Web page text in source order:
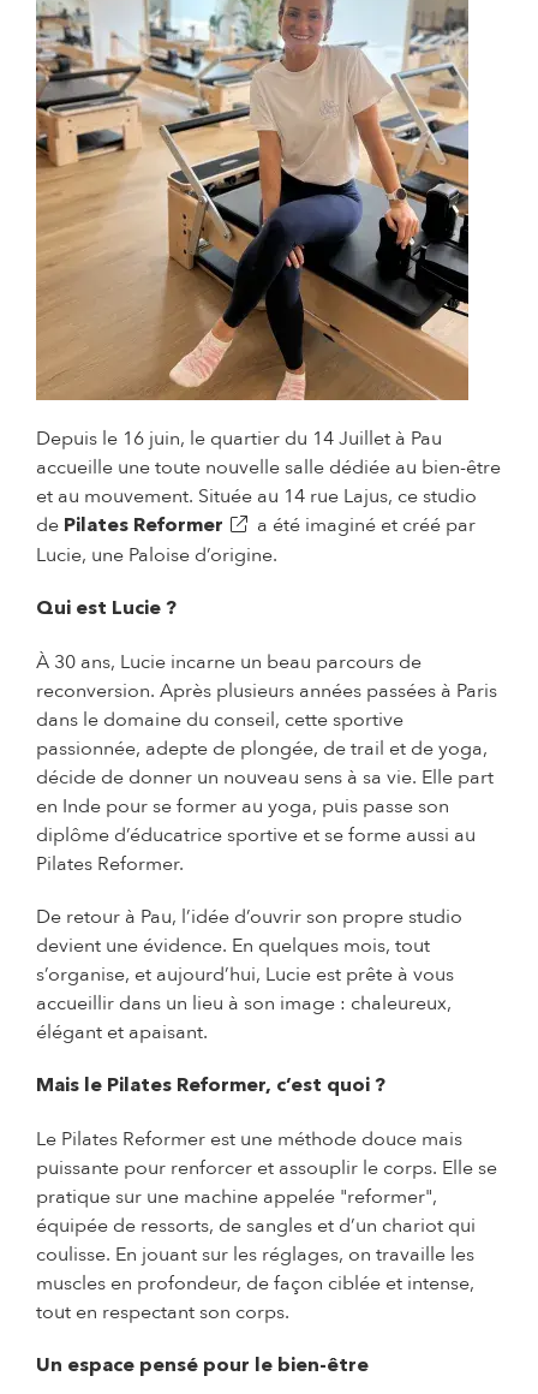
Depuis le 16 juin, le quartier du 14 Juillet à Pau
accueille une toute nouvelle salle dédiée au bien-être
et au mouvement. Située au 14 rue Lajus, ce studio
de Pilates Reformer (s'ouvre dans un nouvel onglet)
a été imaginé et créé par
Lucie, une Paloise d’origine.
Qui est Lucie ?
À 30 ans, Lucie incarne un beau parcours de
reconversion. Après plusieurs années passées à Paris
dans le domaine du conseil, cette sportive
passionnée, adepte de plongée, de trail et de yoga,
décide de donner un nouveau sens à sa vie. Elle part
en Inde pour se former au yoga, puis passe son
diplôme d’éducatrice sportive et se forme aussi au
Pilates Reformer.
De retour à Pau, l’idée d’ouvrir son propre studio
devient une évidence. En quelques mois, tout
s’organise, et aujourd’hui, Lucie est prête à vous
accueillir dans un lieu à son image : chaleureux,
élégant et apaisant.
Mais le Pilates Reformer, c’est quoi ?
Le Pilates Reformer est une méthode douce mais
puissante pour renforcer et assouplir le corps. Elle se
pratique sur une machine appelée "reformer",
équipée de ressorts, de sangles et d’un chariot qui
coulisse. En jouant sur les réglages, on travaille les
muscles en profondeur, de façon ciblée et intense,
tout en respectant son corps.
Un espace pensé pour le bien-être